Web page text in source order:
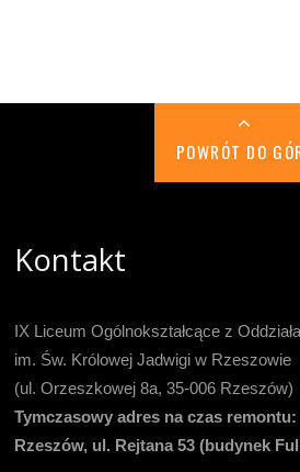
POWRÓT DO
Kontakt
IX Liceum Ogólnokształcące z
im. Św. Królowej Jadwigi w Rzeszowie
(ul. Orzeszkowej 8a, 35-006 Rzeszów)
Tymczasowy adres na czas remontu:
Rzeszów, ul. Rejtana 53 (budynek